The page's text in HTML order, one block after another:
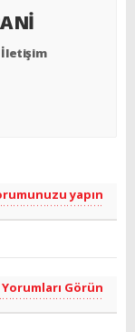
İletişim
yapın
Görün